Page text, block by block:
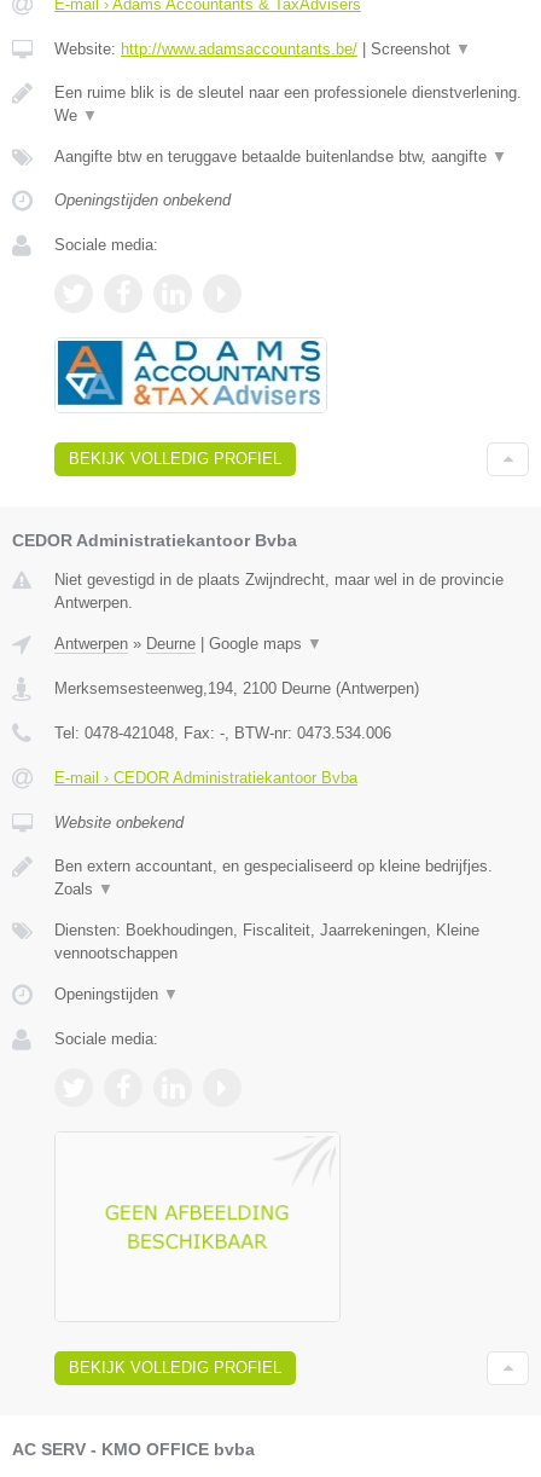
E-mail › Adams Accountants & TaxAdvisers
Website: http://www.adamsaccountants.be/ Screenshot ▼
Een ruime blik is de sleutel naar een professionele dienstverlening.
We ▼
Aangifte btw en teruggave betaalde buitenlandse btw, aangifte ▼
Openingstijden onbekend
Sociale media:
BEKIJK VOLLEDIG PROFIEL
CEDOR Administratiekantoor Bvba
Niet gevestigd in de plaats Zwijndrecht, maar wel in de provincie
Antwerpen.
Antwerpen » Deurne | Google maps ▼
Merksemsesteenweg,194 2100 Deurne (Antwerpen)
Tel: 0478-421048 , Fax: - , BTW-nr: 0473.534.006
E-mail › CEDOR Administratiekantoor Bvba
Website onbekend
Ben extern accountant, en gespecialiseerd op kleine bedrijfjes.
Zoals ▼
Diensten: Boekhoudingen, Fiscaliteit, Jaarrekeningen, Kleine
vennootschappen
Openingstijden ▼
Sociale media:
BEKIJK VOLLEDIG PROFIEL
AC SERV - KMO OFFICE bvba